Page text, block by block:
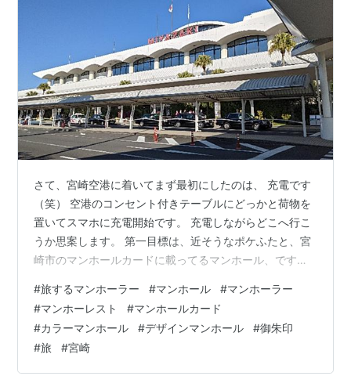
さて、宮崎空港に着いてまず最初にしたのは、 充電です
（笑） 空港のコンセント付きテーブルにどっかと荷物を
置いてスマホに充電開始です。 充電しながらどこへ行こ
うか思案します。 第一目標は、近そうなポケふたと、宮
崎市のマンホールカードに載ってるマンホール、です。
スを調べてみました。 行き方はだいたい二通り。 宮崎空
港駅から電車で青島駅へ行くルート 宮崎空港からバスで
青島まで行くルート 電車の方が若干お安いものの本数が
かなり少ない。というのも青島駅のある日南線は大雨の
影響て土砂崩れがあり青島以南が不通で、青島駅で折り
#旅するマンホーラー #マンホール #マンホーラー
#マンホーレスト #マンホールカード
#カラーマンホール #デザインマンホール #御朱印
#旅 #宮崎